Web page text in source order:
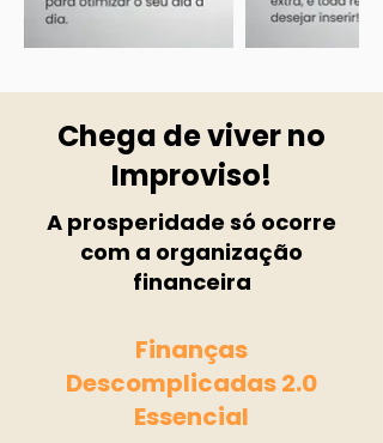
Chega de viver no
Improviso!
A prosperidade só ocorre
com a organização
financeira
Finanças
Descomplicadas 2.0
Essencial